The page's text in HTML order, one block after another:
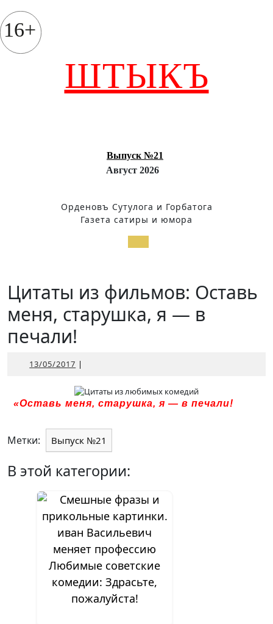
к
содержимому
16+
ШТЫКЪ
Выпуск №21
Август 2026
Орденовъ Сутулога и Горбатога
Газета сатиры и юмора
Открыть
Цитаты из фильмов: Оставь
меня, старушка, я — в
печали!
13/05/2017 13/05/2017
|
«Оставь меня, старушка, я — в печали!
Метки: Выпуск №21
В этой категории:
Любимые советские
комедии: Здрасьте,
пожалуйста!